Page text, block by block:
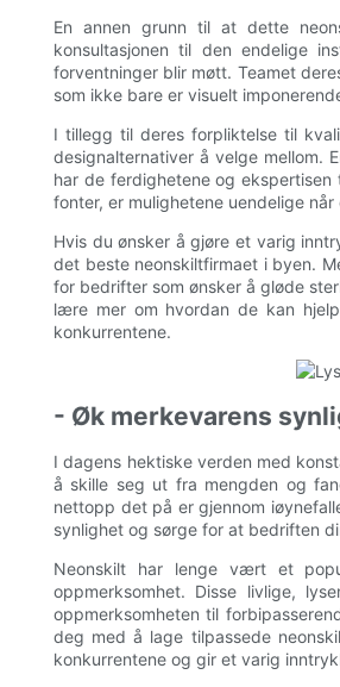
En annen grunn til at dette
konsultasjonen til den endelige
forventninger blir møtt. Teamet
som ikke bare er visuelt
I tillegg til deres forpliktelse til
designalternativer å velge mellom.
har de ferdighetene og
fonter, er mulighetene uendelige
Hvis du ønsker å gjøre et varig
det beste neonskiltfirmaet i byen.
for bedrifter som ønsker å gløde
lære mer om hvordan de kan
konkurrentene.
- Øk merkevarens
I dagens hektiske verden med
å skille seg ut fra mengden og
nettopp det på er gjennom
synlighet og sørge for at bedriften
Neonskilt har lenge vært et
oppmerksomhet. Disse livlige,
oppmerksomheten til
deg med å lage tilpassede
konkurrentene og gir et varig